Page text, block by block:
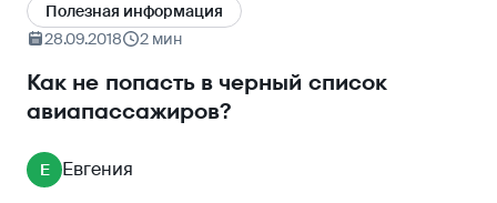
Полезная информация
28.09.2018
2 мин
Как не попасть в черный список
авиапассажиров?
Е Евгения